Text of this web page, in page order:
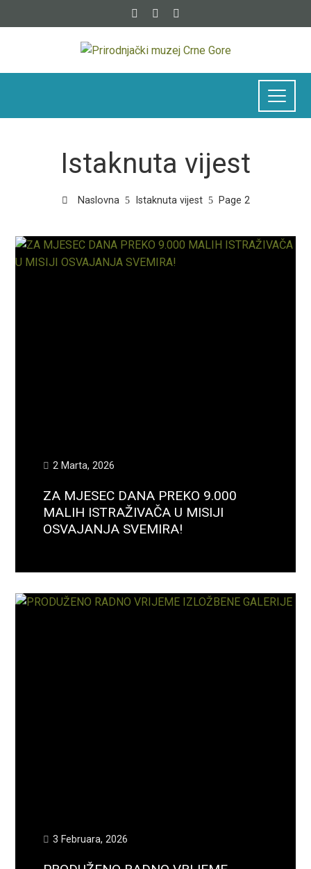
Istaknuta vijest
Naslovna Istaknuta vijest Page 2
2 Marta, 2026
ZA MJESEC DANA PREKO 9.000
MALIH ISTRAŽIVAČA U MISIJI
OSVAJANJA SVEMIRA!
3 Februara, 2026